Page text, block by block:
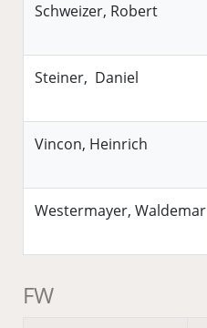
Schweizer, Robert
Steiner, Daniel
Vincon, Heinrich
Westermayer, Waldemar
FW